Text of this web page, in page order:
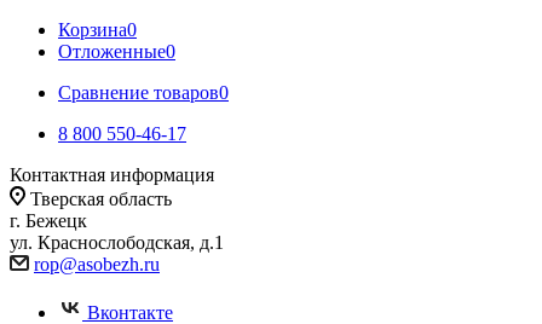
Корзина0
Отложенные0
Сравнение товаров0
8 800 550-46-17
Контактная информация
Тверская область
г. Бежецк
ул. Краснослободская, д.1
rop@asobezh.ru
Вконтакте